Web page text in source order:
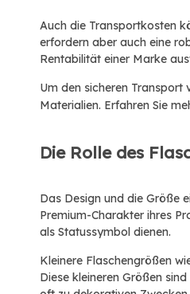
Auch die Transportkosten
erfordern aber auch eine
Rentabilität einer Marke
Um den sicheren
Materialien. Erfahren Sie
Die Rolle des
Das Design und die Größe
Premium-Charakter ihres
als Statussymbol dienen.
Kleinere Flaschengrößen
Diese kleineren Größen